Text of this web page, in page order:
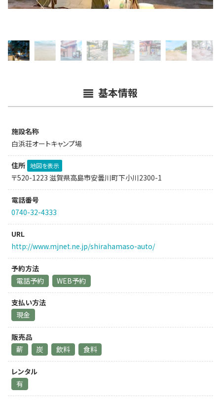
基本情報
施設名称
白浜荘オートキャンプ場
住所 地図を表示
〒520-1223 滋賀県高島市安曇川町下小川2300-1
電話番号
0740-32-4333
URL
http://www.mjnet.ne.jp/shirahamaso-auto/
予約方法
電話予約
WEB予約
支払い方法
現金
販売品
薪
炭 飲料 食料
レンタル
有